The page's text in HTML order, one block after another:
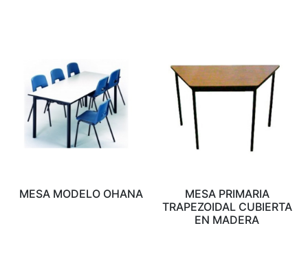
MESA MODELO OHANA
MESA PRIMARIA
TRAPEZOIDAL CUBIERTA
EN MADERA